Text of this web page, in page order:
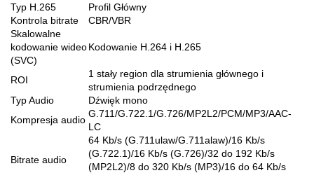
Typ H.265
Profil Główny
Kontrola bitrate
CBR/VBR
Skalowalne
kodowanie wideo
(SVC)
Kodowanie H.264 i H.265
ROI
1 stały region dla strumienia głównego i
strumienia podrzędnego
Typ Audio
Dźwięk mono
Kompresja audio
G.711/G.722.1/G.726/MP2L2/PCM/MP3/AAC-
LC
Bitrate audio
64 Kb/s (G.711ulaw/G.711alaw)/16 Kb/s
(G.722.1)/16 Kb/s (G.726)/32 do 192 Kb/s
(MP2L2)/8 do 320 Kb/s (MP3)/16 do 64 Kb/s